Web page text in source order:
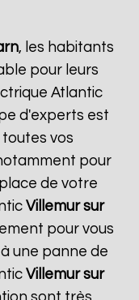
, les habitants
pour leurs
Atlantic
d'experts est
toutes vos
pour
de votre
Villemur sur
pour vous
une panne de
Villemur sur